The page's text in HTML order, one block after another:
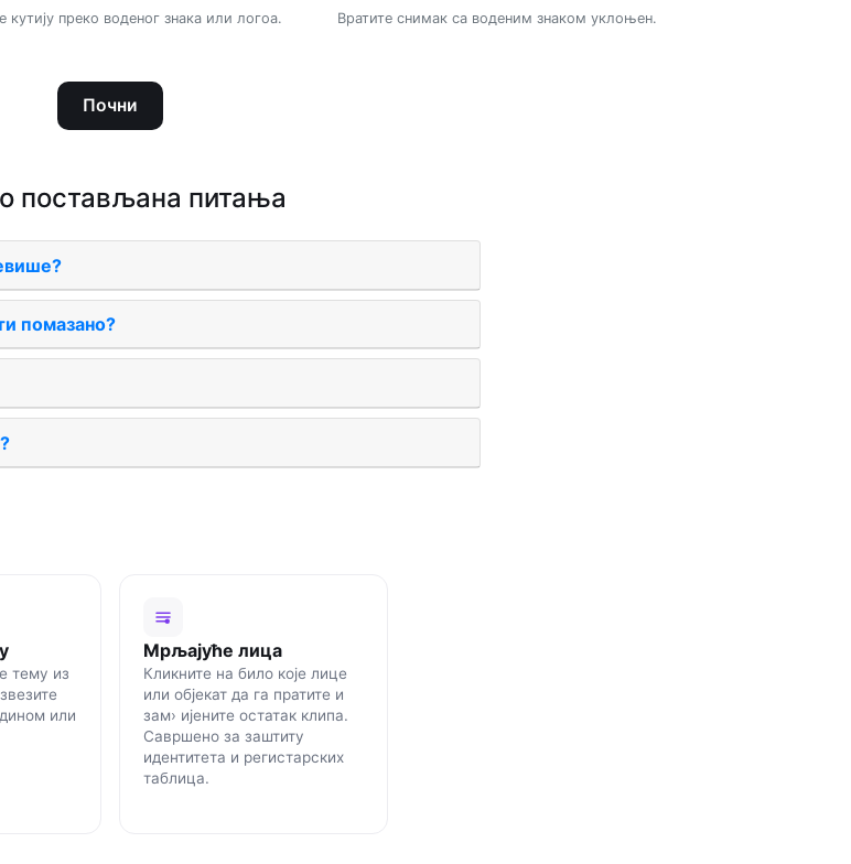
кутију преко воденог знака или логоа. Вратите снимак са воденим знаком уклоњен.
Почни
постављана питања
помазано?
тему из
или
Мрљајуће лица
Кликните на било које лице
или објекат да га пратите и
зам› ијените остатак клипа.
Савршено за заштиту
идентитета и регистарских
таблица.